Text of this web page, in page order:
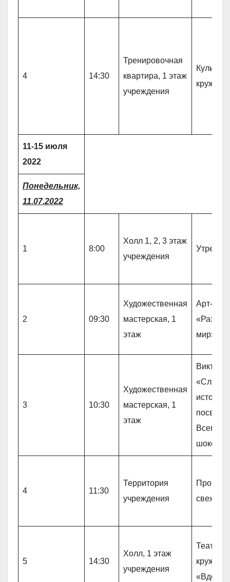
4 14:30
Тренировочная
квартира, 1 этаж
учреждения
кружок
11-15 июля
2022
Понедельник,
11.07.2022
1 8:00
Холл 1, 2, 3 этаж
учреждения
2 09:30
Художественная
мастерская, 1
этаж
Арт-
мир»
3 10:30
Художественная
мастерская, 1
этаж
4 11:30
Территория
учреждения
свежем
5 14:30
Холл, 1 этаж
учреждения
кружок